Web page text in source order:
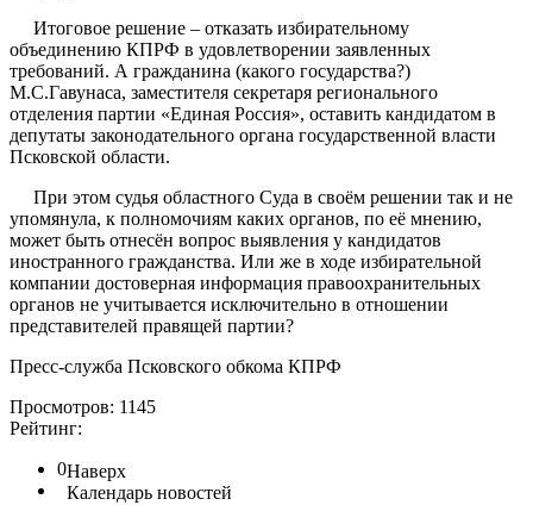
Итоговое решение – отказать избирательному
объединению КПРФ в удовлетворении заявленных
требований. А гражданина (какого государства?)
М.С.Гавунаса, заместителя секретаря регионального
отделения партии «Единая Россия», оставить кандидатом в
депутаты законодательного органа государственной власти
Псковской области.
При этом судья областного Суда в своём решении так и не
упомянула, к полномочиям каких органов, по её мнению,
может быть отнесён вопрос выявления у кандидатов
иностранного гражданства. Или же в ходе избирательной
компании достоверная информация правоохранительных
органов не учитывается исключительно в отношении
представителей правящей партии?
Пресс-служба Псковского обкома КПРФ
Просмотров: 1145
Рейтинг:
0Наверх
Календарь новостей